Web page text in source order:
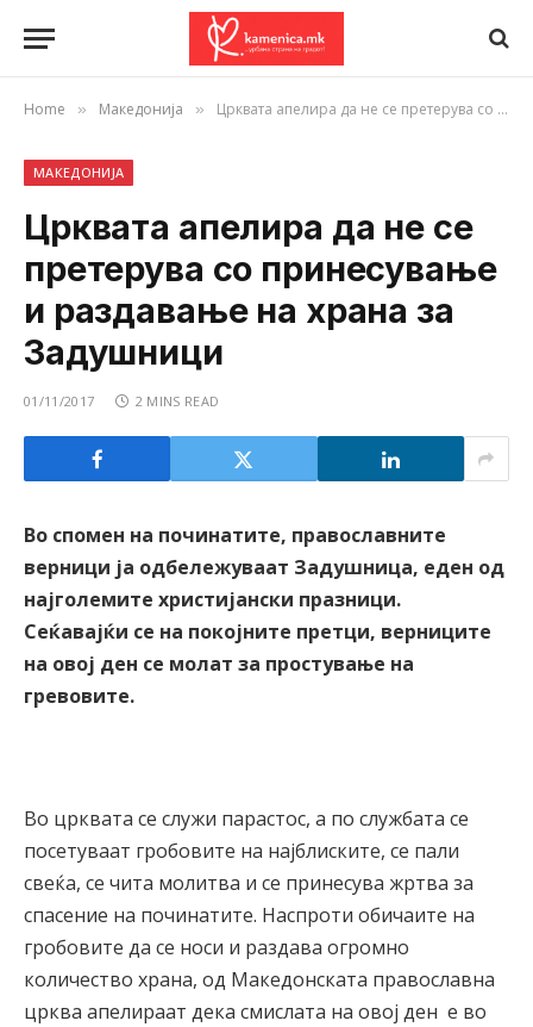
Home » Македонија » Црквата апелира да не се претерува со принесување и раздавање на храна за Задушници
МАКЕДОНИЈА
Црквата апелира да не се
претерува со принесување
и раздавање на храна за
Задушници
01/11/2017 2 MINS READ
Во спомен на починатите, православните
верници ја одбележуваат Задушница, еден од
најголемите христијански празници.
Сеќавајќи се на покојните претци, верниците
на овој ден се молат за простување на
гревовите.
Во црквата се служи парастос, а по службата се
посетуваат гробовите на најблиските, се пали
свеќа, се чита молитва и се принесува жртва за
спасение на починатите. Наспроти обичаите на
гробовите да се носи и раздава огромно
количество храна, од Македонската православна
црква апелираат дека смислата на овој ден е во